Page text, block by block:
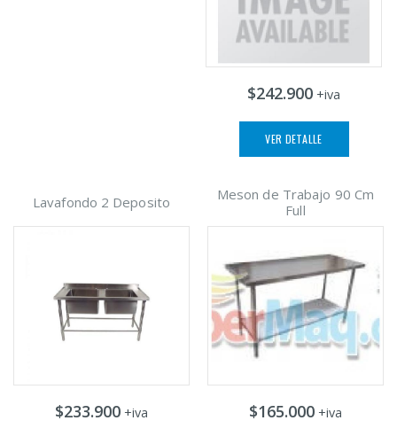
$242.900 +iva
VER DETALLE
Lavafondo 2 Deposito
$233.900 +iva
Meson de Trabajo 90 Cm
Full
$165.000 +iva